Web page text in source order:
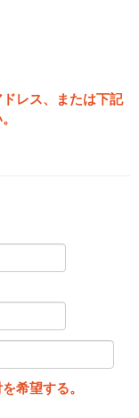
レス、または下記
希望する。